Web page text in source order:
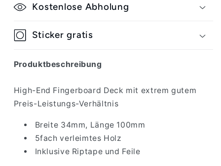
Kostenlose Abholung
Sticker gratis
Produktbeschreibung
High-End Fingerboard Deck mit extrem gutem
Preis-Leistungs-Verhältnis
Breite 34mm, Länge 100mm
5fach verleimtes Holz
Inklusive Riptape und Feile